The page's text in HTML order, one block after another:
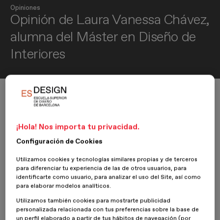
Opiniones
Opinión de Laura Vanessa Chávez,
alumna del Máster en Diseño de
Interiores
Inicio ESDESIGNERS
Opinión de Laura Vanessa Chávez, alumna del Máster en Diseño de
10 Junio 2022Laura Vanessa Chávez
Charlamos conLaura Vanessa Chávez , alumna delMáster en
Diseño de Interioresde ESDESIGN. Laura nos hablará acerca de
su paso por la escuela y de su experiencia en el mundo del diseño.
¡Hola Laura! ¿Cómo estás? Cuéntanos un poco acerca de ti...
¡Hola! Nos importa tu privacidad.
Configuración de Cookies
Utilizamos cookies y tecnologías similares propias y de terceros
para diferenciar tu experiencia de las de otros usuarios, para
identificarte como usuario, para analizar el uso del Site, así como
para elaborar modelos analíticos.
Utilizamos también cookies para mostrarte publicidad
personalizada relacionada con tus preferencias sobre la base de
un perfil elaborado a partir de tus hábitos de navegación (por